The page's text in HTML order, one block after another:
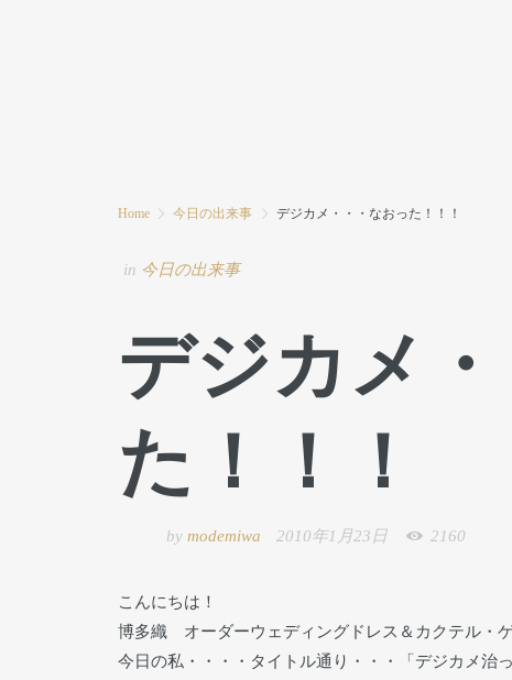
Home 今日の出来事 デジカメ・・・なおった！！！
in 今日の出来事
デジカメ
た！！！
by modemiwa 2010年1月23日 2160
こんにちは！
博多織 オーダーウェディングドレス＆カクテル・
今日の私・・・・タイトル通り・・・「デジカメ治